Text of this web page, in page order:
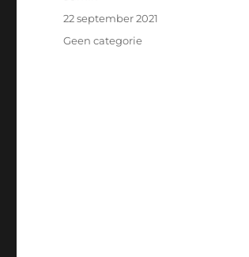
Geplaatst
22 september 2021
Categorieën
Geen categorie